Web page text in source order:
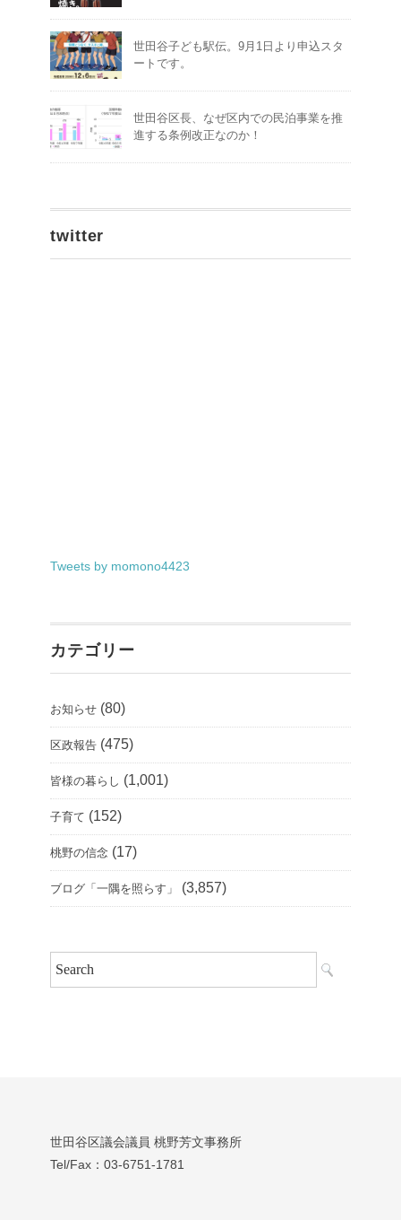
世田谷子ども駅伝。9月1日より申込スタ
ートです。
世田谷区長、なぜ区内での民泊事業を推
進する条例改正なのか！
twitter
Tweets by momono4423
カテゴリー
お知らせ (80)
区政報告 (475)
皆様の暮らし (1,001)
子育て (152)
桃野の信念 (17)
ブログ「一隅を照らす」 (3,857)
世田谷区議会議員 桃野芳文事務所
Tel/Fax：03‐6751‐1781